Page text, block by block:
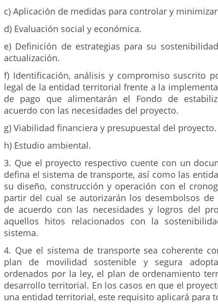
c) Aplicación de medidas para controlar y
d) Evaluación social y económica.
e) Definición de estrategias para su
actualización.
f) Identificación, análisis y compromiso suscrito
legal de la entidad territorial frente a la
de pago que alimentarán el Fondo de
acuerdo con las necesidades del proyecto.
g) Viabilidad financiera y presupuestal del proyecto.
h) Estudio ambiental.
3. Que el proyecto respectivo cuente con un
defina el sistema de transporte, así como las
su diseño, construcción y operación con el
partir del cual se autorizarán los desembolsos de
de acuerdo con las necesidades y logros del
aquellos hitos relacionados con la
sistema.
4. Que el sistema de transporte sea coherente
plan de movilidad sostenible y segura
ordenados por la ley, el plan de ordenamiento
desarrollo territorial. En los casos en que el
una entidad territorial, este requisito aplicará para